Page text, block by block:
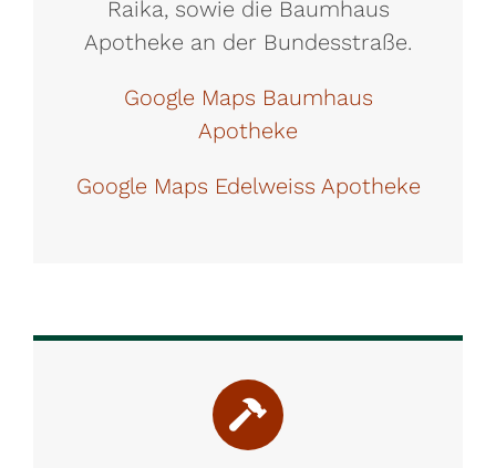
Raika, sowie die Baumhaus
Apotheke an der Bundesstraße.
Google Maps Baumhaus
Apotheke
Google Maps Edelweiss Apotheke